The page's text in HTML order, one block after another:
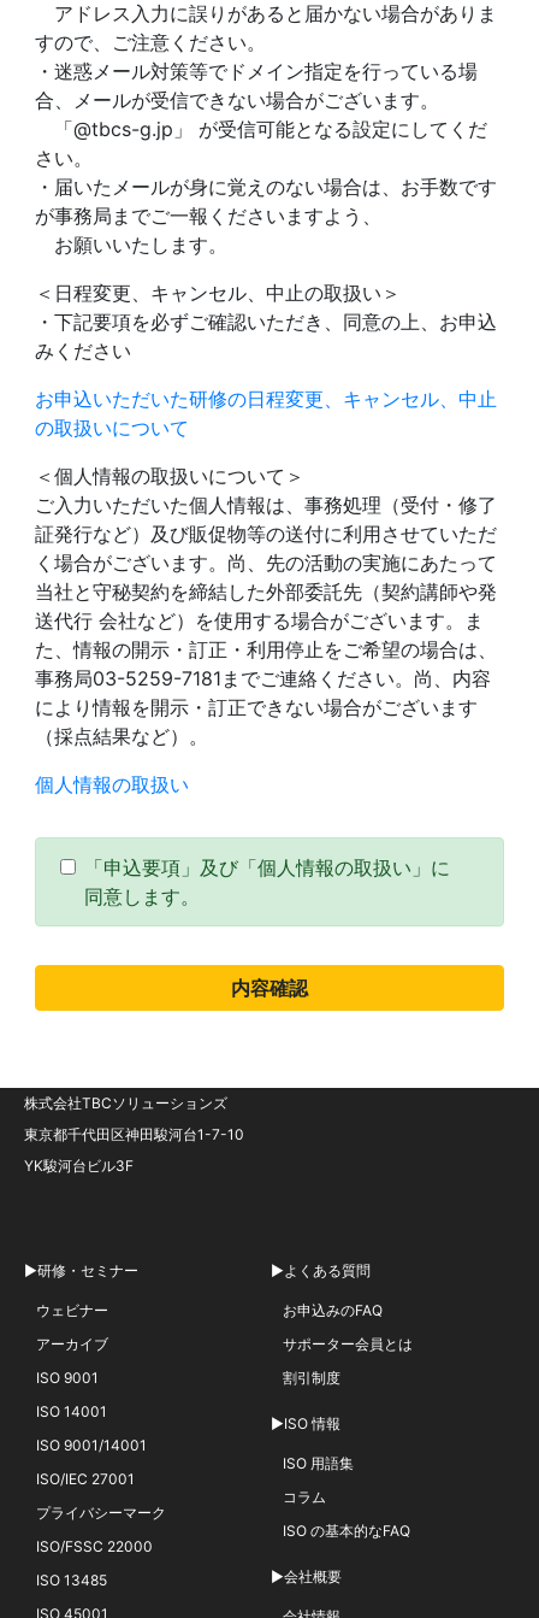
アドレス入力に誤りがあると届かない場合がありま
すので、ご注意ください。
・迷惑メール対策等でドメイン指定を行っている場
合、メールが受信できない場合がございます。
「@tbcs-g.jp」 が受信可能となる設定にしてくだ
さい。
・届いたメールが身に覚えのない場合は、お手数です
が事務局までご一報くださいますよう、
お願いいたします。
＜日程変更、キャンセル、中止の取扱い＞
・下記要項を必ずご確認いただき、同意の上、お申込
みください
お申込いただいた研修の日程変更、キャンセル、中止
の取扱いについて
＜個人情報の取扱いについて＞
ご入力いただいた個人情報は、事務処理（受付・修了
証発行など）及び販促物等の送付に利用させていただ
く場合がございます。尚、先の活動の実施にあたって
当社と守秘契約を締結した外部委託先（契約講師や発
送代行 会社など）を使用する場合がございます。ま
た、情報の開示・訂正・利用停止をご希望の場合は、
事務局03-5259-7181までご連絡ください。尚、内容
により情報を開示・訂正できない場合がございます
（採点結果など）。
個人情報の取扱い
「申込要項」及び「個人情報の取扱い」に
同意します。
株式会社TBCソリューションズ
東京都千代田区神田駿河台1-7-10
YK駿河台ビル3F
▶研修・セミナー
ウェビナー
アーカイブ
ISO 9001
ISO 14001
ISO 9001/14001
ISO/IEC 27001
プライバシーマーク
ISO/FSSC 22000
ISO 13485
ISO 45001
▶よくある質問
お申込みのFAQ
サポーター会員とは
割引制度
▶ISO 情報
ISO 用語集
コラム
ISO の基本的なFAQ
▶会社概要